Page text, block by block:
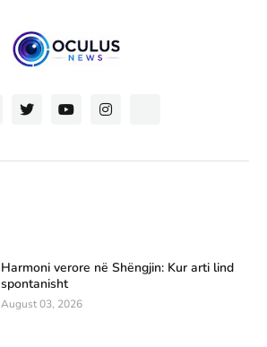
Harmoni verore në Shëngjin: Kur arti lind
spontanisht
August 03, 2026